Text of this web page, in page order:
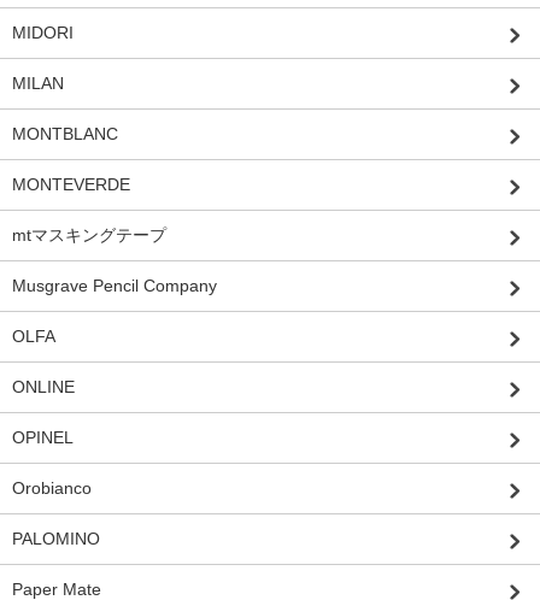
MIDORI
MILAN
MONTBLANC
MONTEVERDE
mtマスキングテープ
Musgrave Pencil Company
OLFA
ONLINE
OPINEL
Orobianco
PALOMINO
Paper Mate